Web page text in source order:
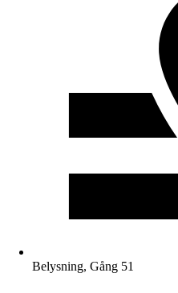
Belysning, Gång 51